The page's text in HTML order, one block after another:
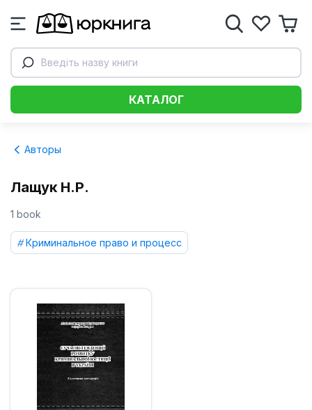
Введіть назву книги
КАТАЛОГ
Авторы
Лащук Н.Р.
1 book
Криминальное право и процесс